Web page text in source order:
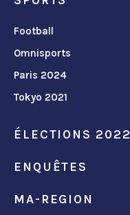
Football
Omnisports
Paris 2024
Tokyo 2021
ÉLECTIONS 2022
ENQUÊTES
MA-REGION